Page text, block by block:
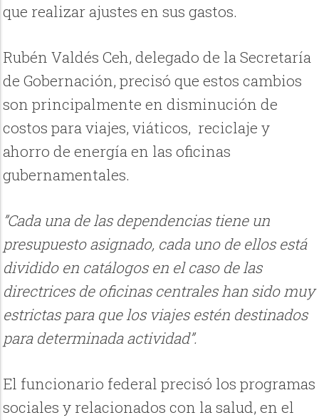
que realizar ajustes en sus gastos.
Rubén Valdés Ceh, delegado de la Secretaría
de Gobernación, precisó que estos cambios
son principalmente en disminución de
costos para viajes, viáticos, reciclaje y
ahorro de energía en las oficinas
gubernamentales.
”Cada una de las dependencias tiene un
presupuesto asignado, cada uno de ellos está
dividido en catálogos en el caso de las
directrices de oficinas centrales han sido muy
estrictas para que los viajes estén destinados
para determinada actividad”.
El funcionario federal precisó los programas
sociales y relacionados con la salud, en el